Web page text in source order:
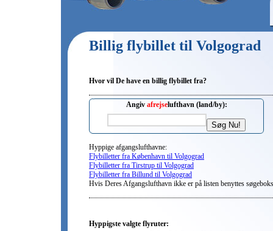
Billig flybillet til Volgograd
Hvor vil De have en billig flybillet fra?
Angiv afrejselufthavn (land/by):
Hyppige afgangslufthavne:
Flybilletter fra København til Volgograd
Flybilletter fra Tirstrup til Volgograd
Flybilletter fra Billund til Volgograd
Hvis Deres Afgangslufthavn ikke er på listen benyttes
Hyppigste valgte flyruter: